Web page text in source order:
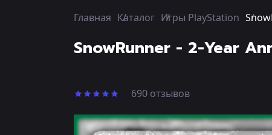
Главная Каталог Игры PlayStation
SnowRunner - 2-Year
690 отзывов